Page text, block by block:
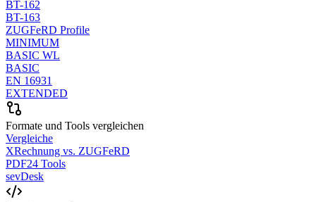
BT-162
BT-163
ZUGFeRD Profile
MINIMUM
BASIC WL
BASIC
EN 16931
EXTENDED
Formate und Tools vergleichen
Vergleiche
XRechnung vs. ZUGFeRD
PDF24 Tools
sevDesk